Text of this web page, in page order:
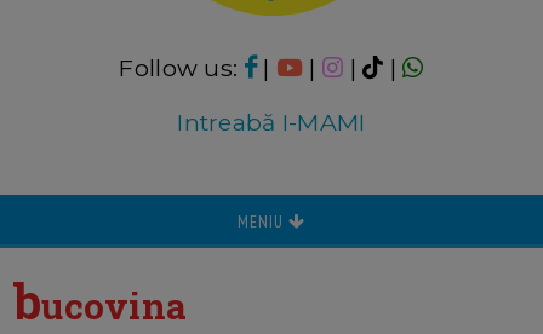
Follow us: | | |
|
Intreabă I-MAMI
MENIU
bucovina